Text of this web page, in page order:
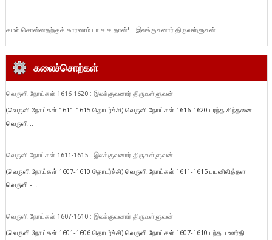
கமல் சொன்னதற்குக் காரணம் பா.ச.க.தான்! – இலக்குவனார் திருவள்ளுவன்
கலைச்சொற்கள்
வெருளி நோய்கள் 1616-1620 : இலக்குவனார் திருவள்ளுவன்
(வெருளி நோய்கள் 1611-1615 தொடர்ச்சி) வெருளி நோய்கள் 1616-1620 பரந்த சிந்தனை
வெருளி...
வெருளி நோய்கள் 1611-1615 : இலக்குவனார் திருவள்ளுவன்
(வெருளி நோய்கள் 1607-1610 தொடர்ச்சி) வெருளி நோய்கள் 1611-1615 பயனிலித்தள
வெருளி -...
வெருளி நோய்கள் 1607-1610 : இலக்குவனார் திருவள்ளுவன்
(வெருளி நோய்கள் 1601-1606 தொடர்ச்சி) வெருளி நோய்கள் 1607-1610 பந்தய ஊர்தி